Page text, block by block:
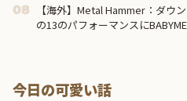
08
【海外】Metal Hammer：ダウ
の13のパフォーマンスに
今日の可愛い話